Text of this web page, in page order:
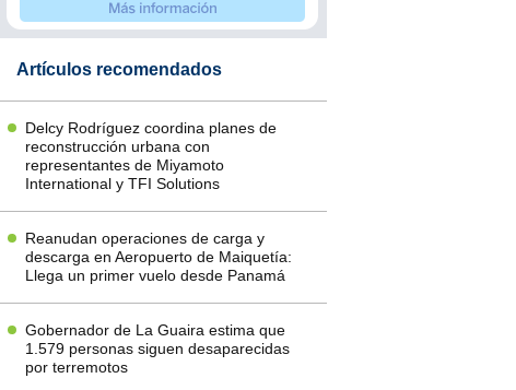
Artículos recomendados
Delcy Rodríguez coordina planes de
reconstrucción urbana con
representantes de Miyamoto
International y TFI Solutions
Reanudan operaciones de carga y
descarga en Aeropuerto de Maiquetía:
Llega un primer vuelo desde Panamá
Gobernador de La Guaira estima que
1.579 personas siguen desaparecidas
por terremotos